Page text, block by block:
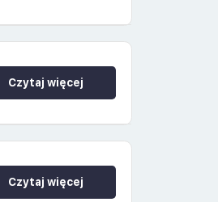
Czytaj więcej
Czytaj więcej